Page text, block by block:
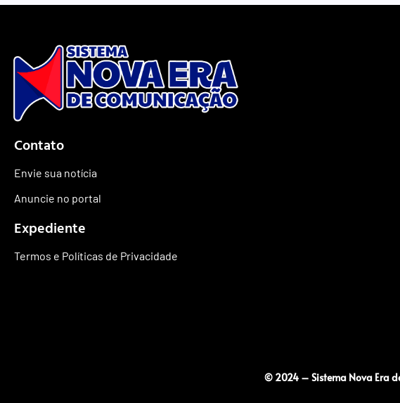
Contato
Envie sua notícia
Anuncie no portal
Expediente
Termos e Políticas de Privacidade
© 2024 – Sistema Nova Era